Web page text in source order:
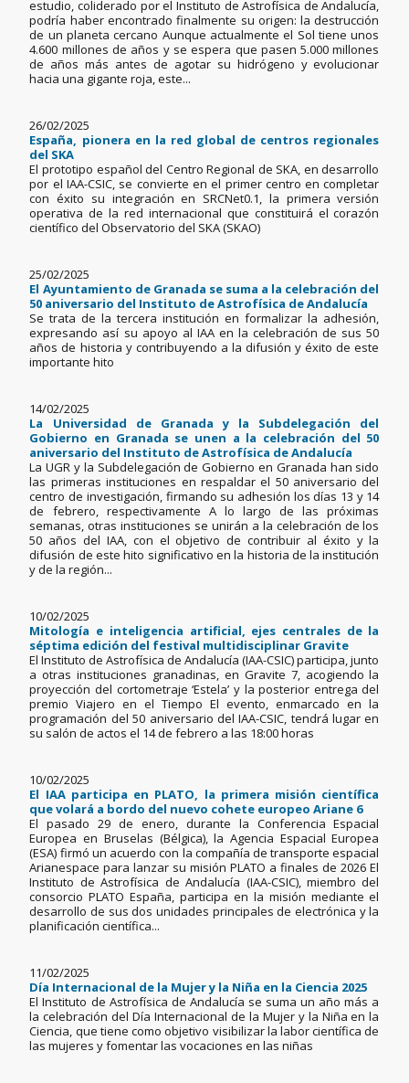
estudio, coliderado por el Instituto de Astrofísica de Andalucía,
podría haber encontrado finalmente su origen: la destrucción
de un planeta cercano Aunque actualmente el Sol tiene unos
4.600 millones de años y se espera que pasen 5.000 millones
de años más antes de agotar su hidrógeno y evolucionar
hacia una gigante roja, este...
26/02/2025
España, pionera en la red global de centros regionales
del SKA
El prototipo español del Centro Regional de SKA, en desarrollo
por el IAA-CSIC, se convierte en el primer centro en completar
con éxito su integración en SRCNet0.1, la primera versión
operativa de la red internacional que constituirá el corazón
científico del Observatorio del SKA (SKAO)
25/02/2025
El Ayuntamiento de Granada se suma a la celebración del
50 aniversario del Instituto de Astrofísica de Andalucía
Se trata de la tercera institución en formalizar la adhesión,
expresando así su apoyo al IAA en la celebración de sus 50
años de historia y contribuyendo a la difusión y éxito de este
importante hito
14/02/2025
La Universidad de Granada y la Subdelegación del
Gobierno en Granada se unen a la celebración del 50
aniversario del Instituto de Astrofísica de Andalucía
La UGR y la Subdelegación de Gobierno en Granada han sido
las primeras instituciones en respaldar el 50 aniversario del
centro de investigación, firmando su adhesión los días 13 y 14
de febrero, respectivamente A lo largo de las próximas
semanas, otras instituciones se unirán a la celebración de los
50 años del IAA, con el objetivo de contribuir al éxito y la
difusión de este hito significativo en la historia de la institución
y de la región...
10/02/2025
Mitología e inteligencia artificial, ejes centrales de la
séptima edición del festival multidisciplinar Gravite
El Instituto de Astrofísica de Andalucía (IAA-CSIC) participa, junto
a otras instituciones granadinas, en Gravite 7, acogiendo la
proyección del cortometraje ‘Estela’ y la posterior entrega del
premio Viajero en el Tiempo El evento, enmarcado en la
programación del 50 aniversario del IAA-CSIC, tendrá lugar en
su salón de actos el 14 de febrero a las 18:00 horas
10/02/2025
El IAA participa en PLATO, la primera misión científica
que volará a bordo del nuevo cohete europeo Ariane 6
El pasado 29 de enero, durante la Conferencia Espacial
Europea en Bruselas (Bélgica), la Agencia Espacial Europea
(ESA) firmó un acuerdo con la compañía de transporte espacial
Arianespace para lanzar su misión PLATO a finales de 2026 El
Instituto de Astrofísica de Andalucía (IAA-CSIC), miembro del
consorcio PLATO España, participa en la misión mediante el
desarrollo de sus dos unidades principales de electrónica y la
planificación científica...
11/02/2025
Día Internacional de la Mujer y la Niña en la Ciencia 2025
El Instituto de Astrofísica de Andalucía se suma un año más a
la celebración del Día Internacional de la Mujer y la Niña en la
Ciencia, que tiene como objetivo visibilizar la labor científica de
las mujeres y fomentar las vocaciones en las niñas